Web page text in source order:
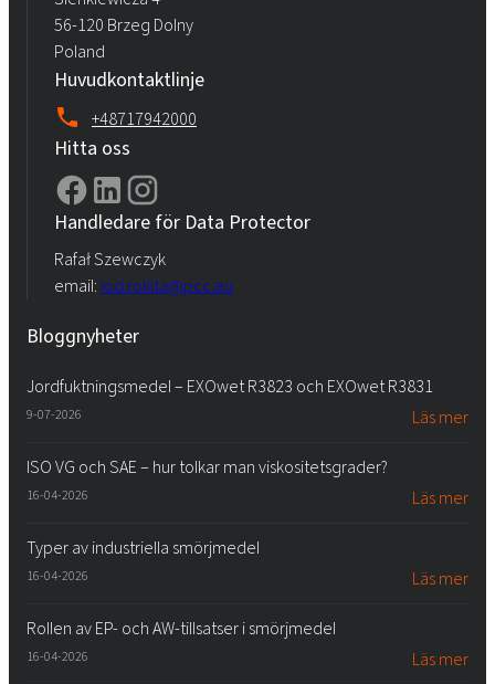
56-120 Brzeg Dolny
Poland
Huvudkontaktlinje
+48717942000
Hitta oss
Handledare för Data Protector
Rafał Szewczyk
email: iod.rokita@pcc.eu
Bloggnyheter
Jordfuktningsmedel – EXOwet R3823 och EXOwet R3831
9-07-2026 Läs mer
ISO VG och SAE – hur tolkar man viskositetsgrader?
16-04-2026 Läs mer
Typer av industriella smörjmedel
16-04-2026 Läs mer
Rollen av EP- och AW-tillsatser i smörjmedel
16-04-2026 Läs mer